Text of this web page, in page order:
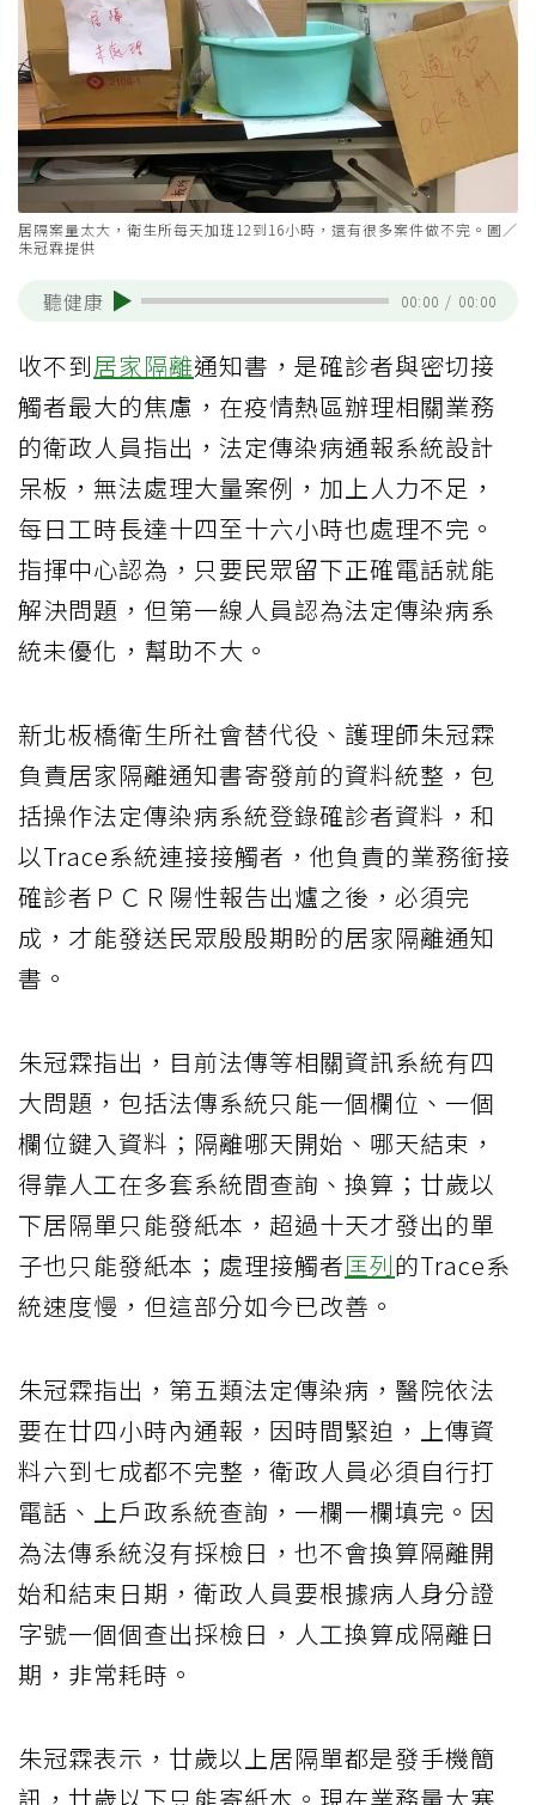
居隔案量太大，衛生所每天加班12到16小時，還有很多案件做不完。圖／
朱冠霖提供
聽健康 00:00 / 00:00
收不到居家隔離通知書，是確診者與密切接
觸者最大的焦慮，在疫情熱區辦理相關業務
的衛政人員指出，法定傳染病通報系統設計
呆板，無法處理大量案例，加上人力不足，
每日工時長達十四至十六小時也處理不完。
指揮中心認為，只要民眾留下正確電話就能
解決問題，但第一線人員認為法定傳染病系
統未優化，幫助不大。
新北板橋衛生所社會替代役、護理師朱冠霖
負責居家隔離通知書寄發前的資料統整，包
括操作法定傳染病系統登錄確診者資料，和
以Trace系統連接接觸者，他負責的業務銜接
確診者ＰＣＲ陽性報告出爐之後，必須完
成，才能發送民眾殷殷期盼的居家隔離通知
書。
朱冠霖指出，目前法傳等相關資訊系統有四
大問題，包括法傳系統只能一個欄位、一個
欄位鍵入資料；隔離哪天開始、哪天結束，
得靠人工在多套系統間查詢、換算；廿歲以
下居隔單只能發紙本，超過十天才發出的單
子也只能發紙本；處理接觸者匡列的Trace系
統速度慢，但這部分如今已改善。
朱冠霖指出，第五類法定傳染病，醫院依法
要在廿四小時內通報，因時間緊迫，上傳資
料六到七成都不完整，衛政人員必須自行打
電話、上戶政系統查詢，一欄一欄填完。因
為法傳系統沒有採檢日，也不會換算隔離開
始和結束日期，衛政人員要根據病人身分證
字號一個個查出採檢日，人工換算成隔離日
期，非常耗時。
朱冠霖表示，廿歲以上居隔單都是發手機簡